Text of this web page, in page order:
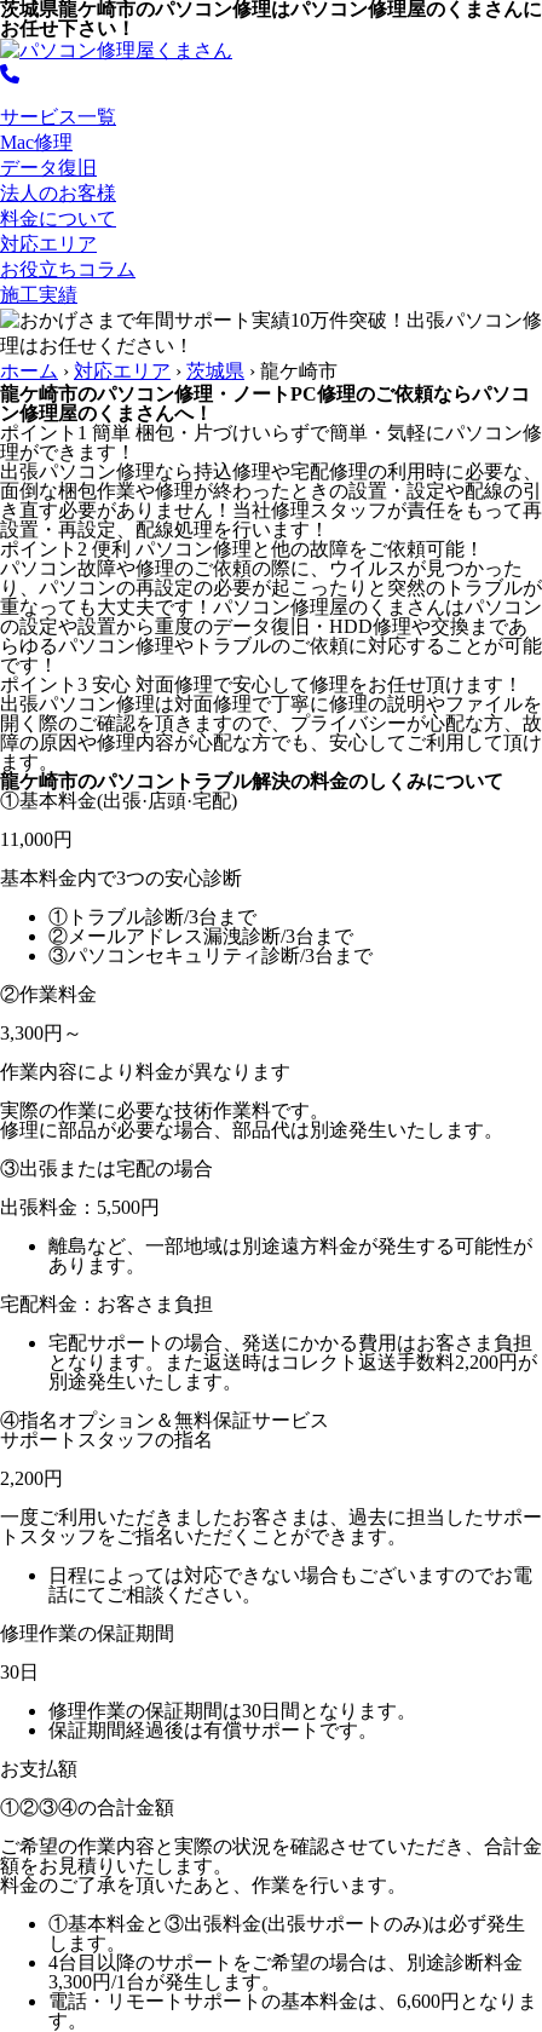
茨城県龍ケ崎市のパソコン修理はパソコン修理屋のくまさんに
お任せ下さい！
サービス一覧
Mac修理
データ復旧
法人のお客様
料金について
対応エリア
お役立ちコラム
施工実績
ホーム › 対応エリア › 茨城県 › 龍ケ崎市
龍ケ崎市のパソコン修理・ノートPC修理のご依頼ならパソコ
ン修理屋のくまさんへ！
ポイント1 簡単 梱包・片づけいらずで簡単・気軽にパソコン修
理ができます！
出張パソコン修理なら持込修理や宅配修理の利用時に必要な、
面倒な梱包作業や修理が終わったときの設置・設定や配線の引
き直す必要がありません！当社修理スタッフが責任をもって再
設置・再設定、配線処理を行います！
ポイント2 便利 パソコン修理と他の故障をご依頼可能！
パソコン故障や修理のご依頼の際に、ウイルスが見つかった
り、パソコンの再設定の必要が起こったりと突然のトラブルが
重なっても大丈夫です！パソコン修理屋のくまさんはパソコン
の設定や設置から重度のデータ復旧・HDD修理や交換まであ
らゆるパソコン修理やトラブルのご依頼に対応することが可能
です！
ポイント3 安心 対面修理で安心して修理をお任せ頂けます！
出張パソコン修理は対面修理で丁寧に修理の説明やファイルを
開く際のご確認を頂きますので、プライバシーが心配な方、故
障の原因や修理内容が心配な方でも、安心してご利用して頂け
ます。
龍ケ崎市のパソコントラブル解決の料金のしくみについて
①基本料金(出張·店頭·宅配)
11,000円
基本料金内で3つの安心診断
①トラブル診断/3台まで
②メールアドレス漏洩診断/3台まで
③パソコンセキュリティ診断/3台まで
②作業料金
3,300円～
作業内容により料金が異なります
実際の作業に必要な技術作業料です。
修理に部品が必要な場合、部品代は別途発生いたします。
③出張または宅配の場合
出張料金： 5,500円
離島など、一部地域は別途遠方料金が発生する可能性が
あります。
宅配料金：お客さま負担
宅配サポートの場合、発送にかかる費用はお客さま負担
となります。また返送時はコレクト返送手数料2,200円が
別途発生いたします。
④指名オプション＆無料保証サービス
サポートスタッフの指名
2,200円
一度ご利用いただきましたお客さまは、過去に担当したサポー
トスタッフをご指名いただくことができます。
日程によっては対応できない場合もございますのでお電
話にてご相談ください。
修理作業の保証期間
30日
修理作業の保証期間は30日間となります。
保証期間経過後は有償サポートです。
お支払額
①②③④の合計金額
ご希望の作業内容と実際の状況を確認させていただき、合計金
額をお見積りいたします。
料金のご了承を頂いたあと、作業を行います。
①基本料金と③出張料金(出張サポートのみ)は必ず発生
します。
4台目以降のサポートをご希望の場合は、別途診断料金
3,300円/1台が発生します。
電話・リモートサポートの基本料金は、6,600円となりま
す。